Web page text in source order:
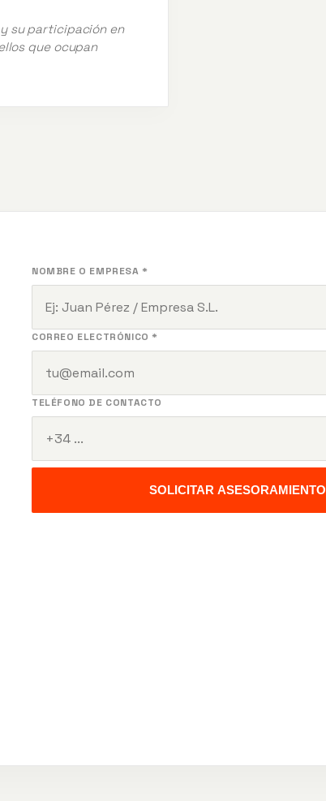
su participación en
que ocupan
NOMBRE O EMPRESA *
CORREO ELECTRÓNICO *
TELÉFONO DE CONTACTO
SOLICITAR ASESORAMIENTO